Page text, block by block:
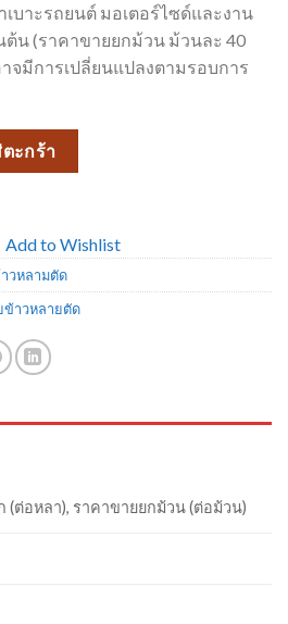
บาะรถยนต์ มอเตอร์ไซด์และงาน
ต้น (ราคาขายยกม้วน ม้วนละ 40
จมีการเปลี่ยนแปลงตามรอบการ
ด D521-130 ชิ้น
ะกร้า
Add to Wishlist
าวหลามตัด
ข้าวหลายตัด
(ต่อหลา), ราคาขายยกม้วน (ต่อม้วน)